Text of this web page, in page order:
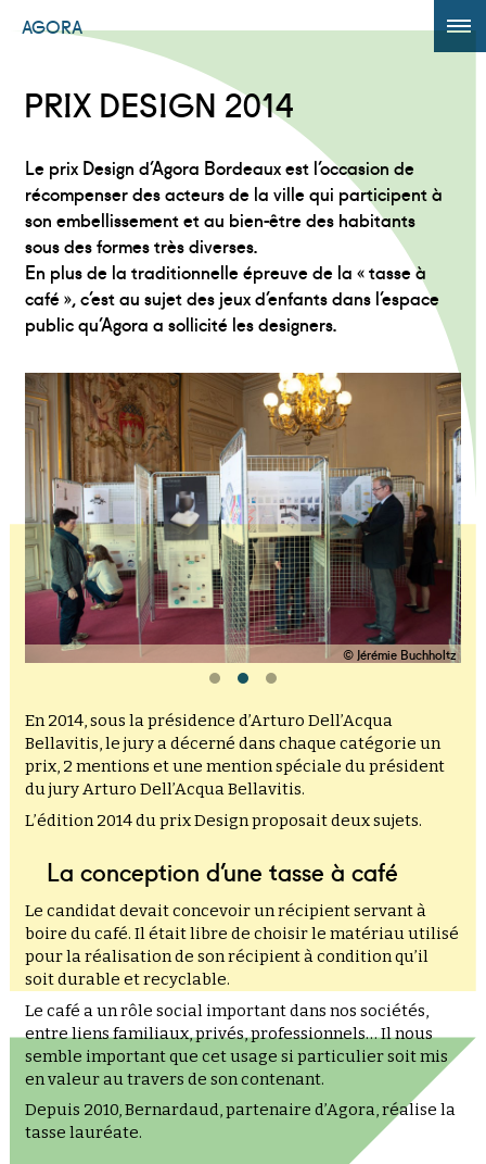
AGORA
AGORA +
Powered by Translate
PRIX DESIGN 2014
Le prix Design d’Agora Bordeaux est l’occasion de
récompenser des acteurs de la ville qui participent à
son embellissement et au bien-être des habitants
sous des formes très diverses.
En plus de la traditionnelle épreuve de la « tasse à
café », c’est au sujet des jeux d’enfants dans l’espace
public qu’Agora a sollicité les designers.
© Jérémie Buchholtz
En 2014, sous la présidence d’Arturo Dell’Acqua
Bellavitis, le jury a décerné dans chaque catégorie un
prix, 2 mentions et une mention spéciale du président
du jury Arturo Dell’Acqua Bellavitis.
L’édition 2014 du prix Design proposait deux sujets.
La conception d’une tasse à café
Le candidat devait concevoir un récipient servant à
boire du café. Il était libre de choisir le matériau utilisé
pour la réalisation de son récipient à condition qu’il
soit durable et recyclable.
Le café a un rôle social important dans nos sociétés,
entre liens familiaux, privés, professionnels… Il nous
semble important que cet usage si particulier soit mis
en valeur au travers de son contenant.
Depuis 2010, Bernardaud, partenaire d’Agora, réalise la
tasse lauréate.